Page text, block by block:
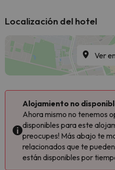
Localización del hotel
Ver
Alojamiento no
Ahora mismo no tenemos
disponibles para este
preocupes! Más abajo te
relacionados que te
están disponibles por